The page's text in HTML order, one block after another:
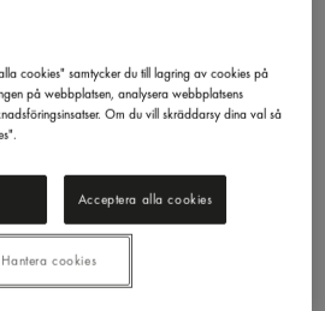
kr/st
Inkl. moms
: 80,52 kr /kg
7311043020294
cookies" samtycker du till lagring av cookies på
på webbplatsen, analysera webbplatsens
Om du vill skräddarsy dina val så
Acceptera alla cookies
Hantera cookies